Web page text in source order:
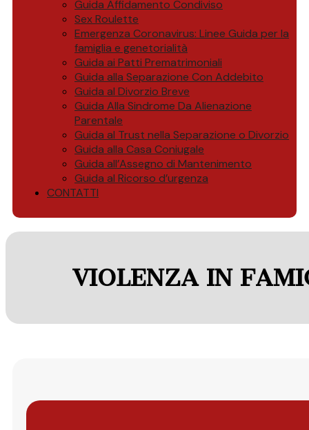
Guida Affidamento Condiviso
Sex Roulette
Emergenza Coronavirus: Linee Guida per la
famiglia e genetorialità
Guida ai Patti Prematrimoniali
Guida alla Separazione Con Addebito
Guida al Divorzio Breve
Guida Alla Sindrome Da Alienazione
Parentale
Guida al Trust nella Separazione o Divorzio
Guida alla Casa Coniugale
Guida all’Assegno di Mantenimento
Guida al Ricorso d’urgenza
CONTATTI
VIOLENZA IN